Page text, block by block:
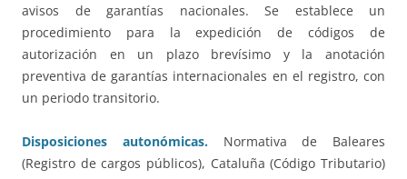
avisos de garantías nacionales. Se establece un
procedimiento para la expedición de códigos de
autorización en un plazo brevísimo y la anotación
preventiva de garantías internacionales en el registro, con
un periodo transitorio.
Disposiciones autonómicas.Normativa de Baleares
(Registro de cargos públicos), Cataluña (Código Tributario)